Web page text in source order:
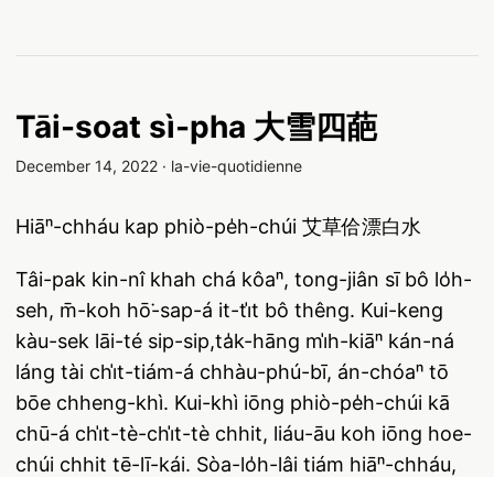
Tāi-soat sì-pha 大雪四葩
December 14, 2022 · la-vie-quotidienne
Hiāⁿ-chháu kap phiò-pe̍h-chúi 艾草佮漂白水
Tâi-pak kin-nî khah chá kôaⁿ, tong-jiân sī bô lo̍h-
seh, m̄-koh hō͘-sap-á it-ti̍t bô thêng. Kui-keng
kàu-sek lāi-té sip-sip,ta̍k-hāng mi̍h-kiāⁿ kán-ná
láng tài chi̍t-tiám-á chhàu-phú-bī, án-chóaⁿ tō
bōe chheng-khì. Kui-khì iōng phiò-pe̍h-chúi kā
chū-á chi̍t-tè-chi̍t-tè chhit, liáu-āu koh iōng hoe-
chúi chhit tē-lī-kái. Sòa-lo̍h-lâi tiám hiāⁿ-chháu,